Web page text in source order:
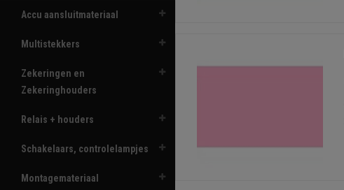
Accu aansluitmateriaal
Multistekkers
Zekeringen en
Zekeringhouders
Relais + houders
Schakelaars, controlelampjes
Montagemateriaal